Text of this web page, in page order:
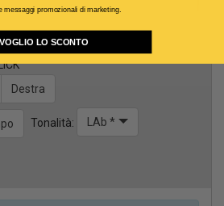
Destra
Tonalità: LAb *
messaggi promozionali di marketing.
VOGLIO LO SCONTO